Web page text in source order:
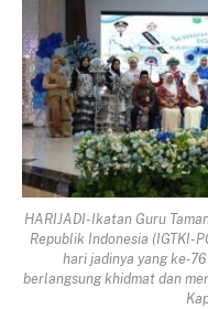
HARIJADI-Ikatan Guru
Republik Indonesia (IGTKI-
hari jadinya yang ke-
berlangsung khidmat dan